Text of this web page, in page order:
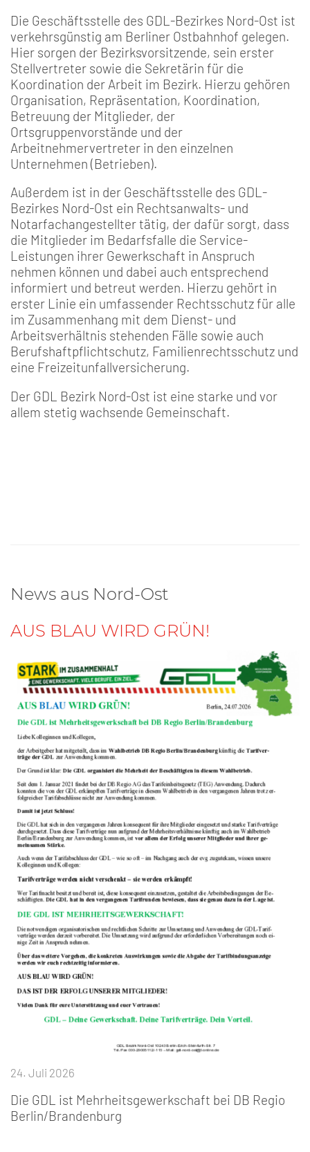
Die Geschäftsstelle des GDL-Bezirkes Nord-Ost ist
verkehrsgünstig am Berliner Ostbahnhof gelegen.
Hier sorgen der Bezirksvorsitzende, sein erster
Stellvertreter sowie die Sekretärin für die
Koordination der Arbeit im Bezirk. Hierzu gehören
Organisation, Repräsentation, Koordination,
Betreuung der Mitglieder, der
Ortsgruppenvorstände und der
Arbeitnehmervertreter in den einzelnen
Unternehmen (Betrieben).
Außerdem ist in der Geschäftsstelle des GDL-
Bezirkes Nord-Ost ein Rechtsanwalts- und
Notarfachangestellter tätig, der dafür sorgt, dass
die Mitglieder im Bedarfsfalle die Service-
Leistungen ihrer Gewerkschaft in Anspruch
nehmen können und dabei auch entsprechend
informiert und betreut werden. Hierzu gehört in
erster Linie ein umfassender Rechtsschutz für alle
im Zusammenhang mit dem Dienst- und
Arbeitsverhältnis stehenden Fälle sowie auch
Berufshaftpflichtschutz, Familienrechtsschutz und
eine Freizeitunfallversicherung.
Der GDL Bezirk Nord-Ost ist eine starke und vor
allem stetig wachsende Gemeinschaft.
News aus Nord-Ost
AUS BLAU WIRD GRÜN!
24. Juli 2026
Die GDL ist Mehrheitsgewerkschaft bei DB Regio
Berlin/Brandenburg